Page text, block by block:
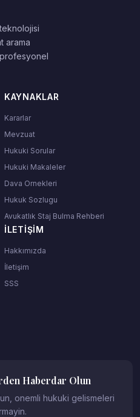
arama
KAYNAKLAR
Kararlar
Mevzuat
Hukuki Sorular
Hukuki Makaleler
Dava Ornekleri
Hukuk Sozlugu
Avukatlık Staj Bulma Rehberi
İLETIŞIM
Hakkımızda
İletişim
SSS
Haberdar Olun
onemli hukuki gelismeleri